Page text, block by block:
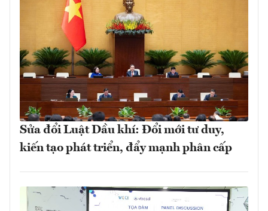
Sửa đổi Luật Dầu khí: Đổi mới tư duy,
kiến tạo phát triển, đẩy mạnh phân cấp